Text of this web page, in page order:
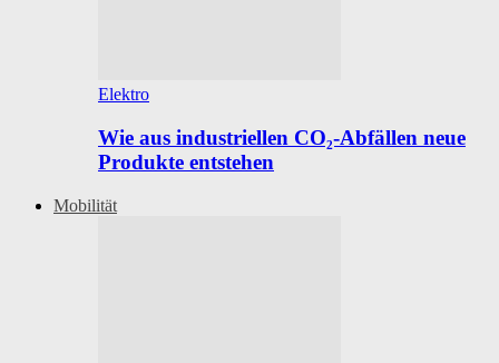
Elektro
Wie aus industriellen CO₂-Abfällen neue
Produkte entstehen
Mobilität